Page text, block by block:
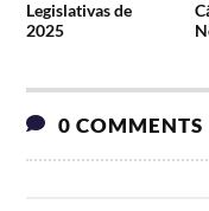
Legislativas de
2025
0 COMMENTS